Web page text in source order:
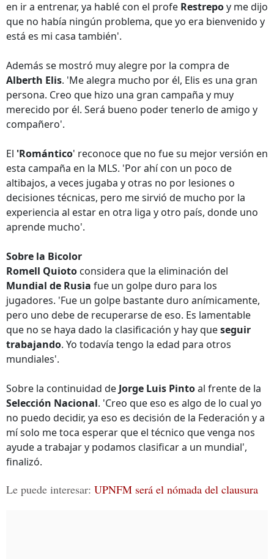
en ir a entrenar, ya hablé con el profe Restrepoy me dijo
que no había ningún problema, que yo era bienvenido y
está es mi casa también'.
Además se mostró muy alegre por la compra de
Alberth Elis. 'Me alegra mucho por él, Elis es una gran
persona. Creo que hizo una gran campaña y muy
merecido por él. Será bueno poder tenerlo de amigo y
compañero'.
El 'Romántico' reconoce que no fue su mejor versión en
esta campaña en la MLS. 'Por ahí con un poco de
altibajos, a veces jugaba y otras no por lesiones o
decisiones técnicas, pero me sirvió de mucho por la
experiencia al estar en otra liga y otro país, donde uno
aprende mucho'.
Sobre la Bicolor
Romell Quioto considera que la eliminación del
Mundial de Rusia fue un golpe duro para los
jugadores. 'Fue un golpe bastante duro anímicamente,
pero uno debe de recuperarse de eso. Es lamentable
que no se haya dado la clasificación y hay queseguir
trabajando. Yo todavía tengo la edad para otros
mundiales'.
Sobre la continuidad de Jorge Luis Pintoal frente de la
Selección Nacional. 'Creo que eso es algo de lo cual yo
no puedo decidir, ya eso es decisión de la Federación y a
mí solo me toca esperar que el técnico que venga nos
ayude a trabajar y podamos clasificar a un mundial',
finalizó.
Le puede interesar: UPNFM será el nómada del clausura